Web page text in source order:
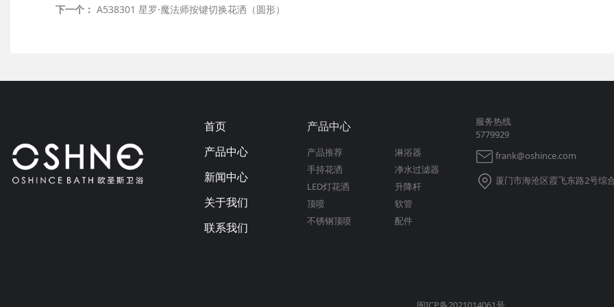
下一个： A538301 星罗·魔法师按键切换花洒（圆形）
首页
产品中心
新闻中心
关于我们
联系我们
产品中心
产品推荐
手持花洒
LED灯花洒
顶喷
不锈钢顶喷
淋浴器
净水过滤器
升降杆
软管
配件
服务热线
5779929
frank@oshince.com
厦门市海沧区霞飞东路2号综